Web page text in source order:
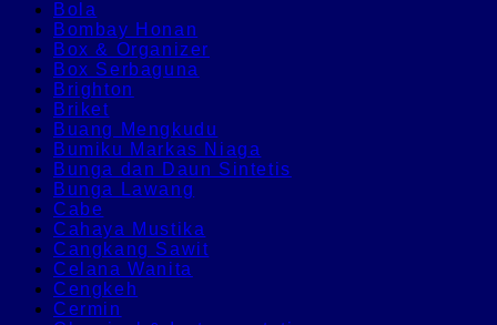
Bola
Bombay Honan
Box & Organizer
Box Serbaguna
Brighton
Briket
Buang Mengkudu
Bumiku Markas Niaga
Bunga dan Daun Sintetis
Bunga Lawang
Cabe
Cahaya Mustika
Cangkang Sawit
Celana Wanita
Cengkeh
Cermin